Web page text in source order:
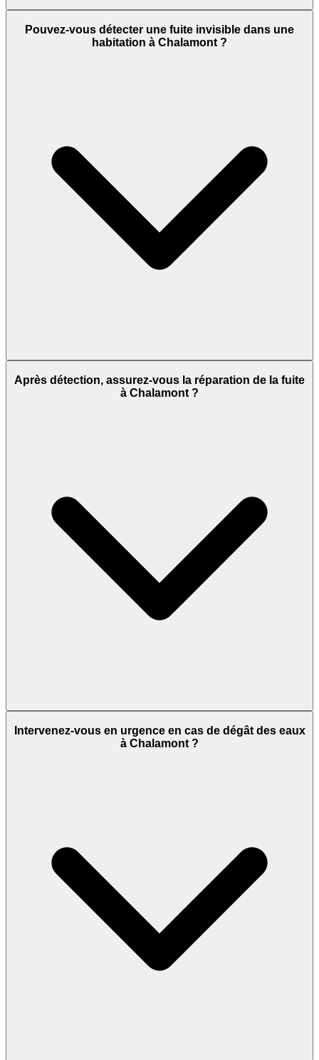
Pouvez-vous détecter une fuite invisible dans une
habitation à Chalamont ?
Après détection, assurez-vous la réparation de la fuite
à Chalamont ?
Intervenez-vous en urgence en cas de dégât des eaux
à Chalamont ?